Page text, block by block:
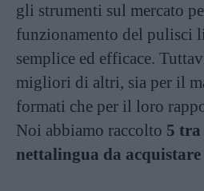
gli strumenti sul mercato
funzionamento del pulisci
semplice ed efficace.
migliori di altri, sia per il
formati che per il loro
Noi abbiamo raccolto 5
nettalingua da